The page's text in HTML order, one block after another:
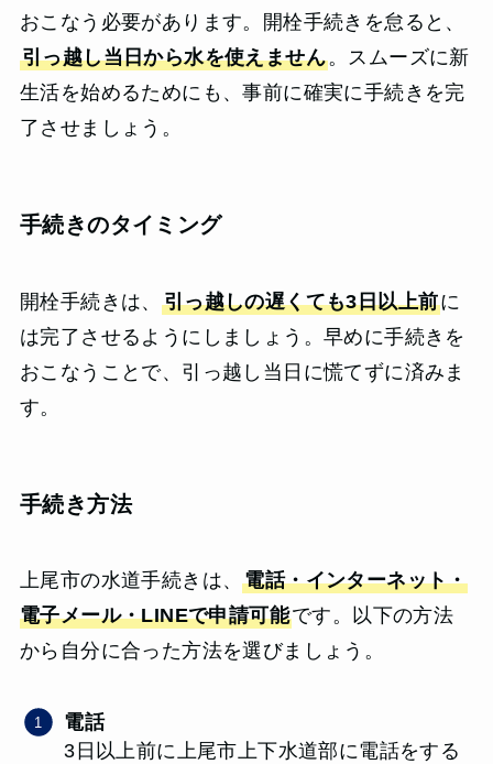
おこなう必要があります。開栓手続きを怠ると、
引っ越し当日から水を使えません。スムーズに新
生活を始めるためにも、事前に確実に手続きを完
了させましょう。
手続きのタイミング
開栓手続きは、 引っ越しの遅くても3日以上前に
は完了させるようにしましょう。早めに手続きを
おこなうことで、引っ越し当日に慌てずに済みま
す。
手続き方法
上尾市の水道手続きは、電話・インターネット・
電子メール・LINEで申請可能です。以下の方法
から自分に合った方法を選びましょう。
電話
3日以上前に上尾市上下水道部に電話をする